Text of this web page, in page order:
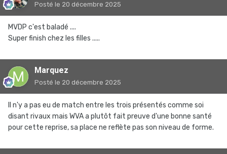
Posté le 20 décembre 2025
MVDP c'est baladé ....
Super finish chez les filles .....
Marquez
Posté le 20 décembre 2025
Il n'y a pas eu de match entre les trois présentés comme soi
disant rivaux mais WVA a plutôt fait preuve d'une bonne santé
pour cette reprise, sa place ne reflète pas son niveau de forme.